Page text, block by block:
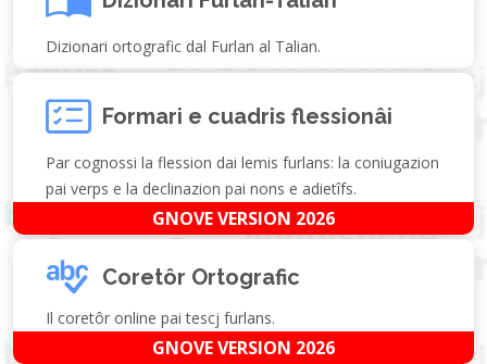
Dizionari ortografic dal Furlan al Talian.
Formari e cuadris flessionâi
Par cognossi la flession dai lemis furlans: la coniugazion
pai verps e la declinazion pai nons e adietîfs.
GNOVE VERSION 2026
Coretôr Ortografic
Il coretôr online pai tescj furlans.
GNOVE VERSION 2026